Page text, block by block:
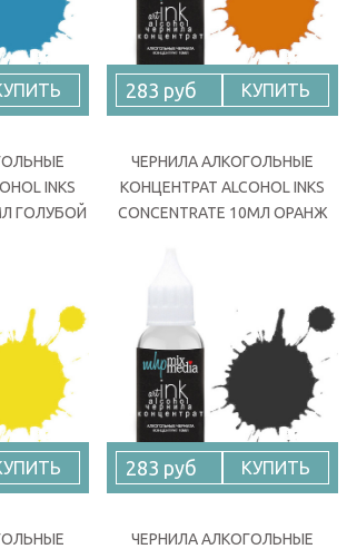
INKS
ГОЛУБОЙ
283 руб КУПИТЬ
ЧЕРНИЛА АЛКОГОЛЬНЫЕ
КОНЦЕНТРАТ ALCOHOL INKS
CONCENTRATE 10МЛ ОРАНЖ
283 руб КУПИТЬ
ЧЕРНИЛА АЛКОГОЛЬНЫЕ